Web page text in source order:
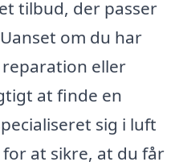
tilbud, der passer
om du har
eller
at finde en
sig i luft
at sikre, at du får